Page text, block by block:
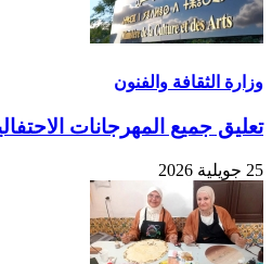
وزارة الثقافة والفنون
تعليق جميع المهرجانات
25 جويلية 2026